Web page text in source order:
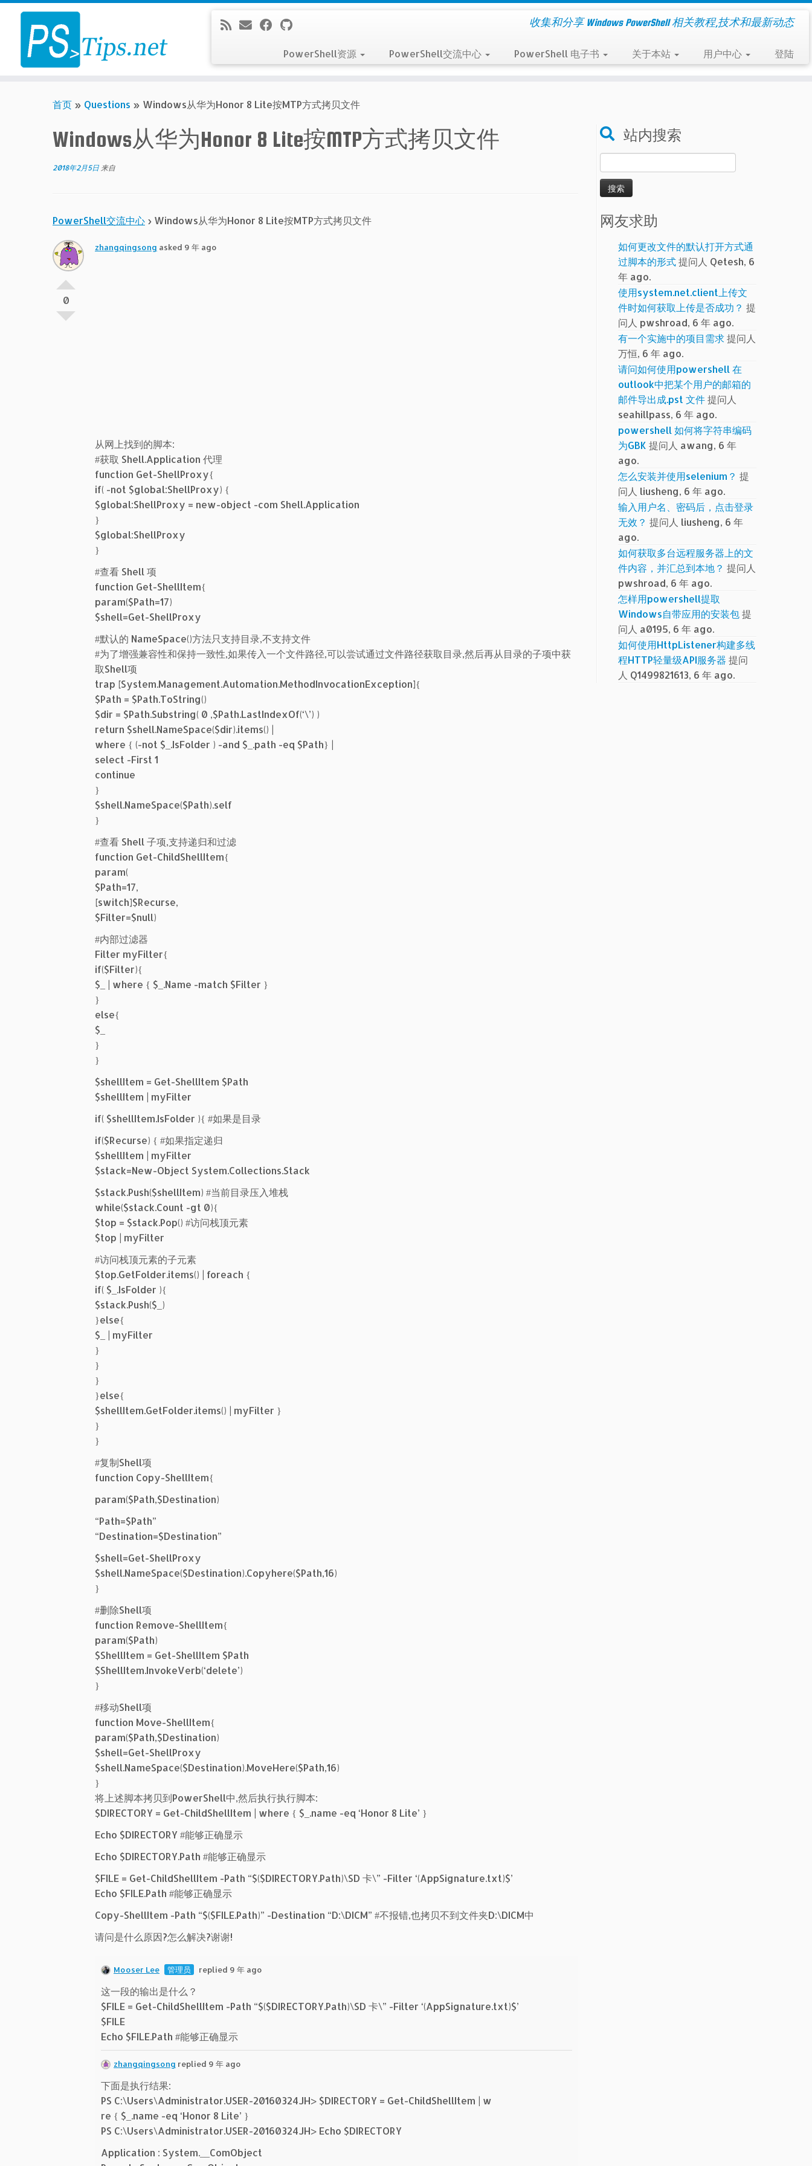
Skip
content
收集和分享 Windows PowerShell 相关教程,技术和最新动态
PowerShell资源 PowerShell交流中心 PowerShell 电子书 关于本站 用户中心 登陆
首页 » Questions » Windows从华为Honor 8 Lite按MTP方式拷贝文件
Windows从华为Honor 8 Lite按MTP方式拷贝文件
2018年2月5日 来自
PowerShell交流中心 › Windows从华为Honor 8 Lite按MTP方式拷贝文件
0
zhangqingsong asked 9 年 ago
从网上找到的脚本:
#获取 Shell.Application 代理
function Get-ShellProxy{
if( -not $global:ShellProxy) {
$global:ShellProxy = new-object -com Shell.Application
}
$global:ShellProxy
}
#查看 Shell 项
function Get-ShellItem{
param($Path=17)
$shell=Get-ShellProxy
#默认的 NameSpace()方法只支持目录,不支持文件
#为了增强兼容性和保持一致性,如果传入一个文件路径,可以尝试通过文件路径获取目录,然后再从目录的子项中获
取Shell项
trap [System.Management.Automation.MethodInvocationException]{
$Path = $Path.ToString()
$dir = $Path.Substring( 0 ,$Path.LastIndexOf(‘\’) )
return $shell.NameSpace($dir).items() |
where { (-not $_.IsFolder ) -and $_.path -eq $Path} |
select -First 1
continue
}
$shell.NameSpace($Path).self
}
#查看 Shell 子项,支持递归和过滤
function Get-ChildShellItem{
param(
$Path=17,
[switch]$Recurse,
$Filter=$null)
#内部过滤器
Filter myFilter{
if($Filter){
$_ | where { $_.Name -match $Filter }
}
else{
$_
}
}
$shellItem = Get-ShellItem $Path
$shellItem | myFilter
if( $shellItem.IsFolder ){ #如果是目录
if($Recurse) { #如果指定递归
$shellItem | myFilter
$stack=New-Object System.Collections.Stack
$stack.Push($shellItem) #当前目录压入堆栈
while($stack.Count -gt 0){
$top = $stack.Pop() #访问栈顶元素
$top | myFilter
#访问栈顶元素的子元素
$top.GetFolder.items() | foreach {
if( $_.IsFolder ){
$stack.Push($_)
}else{
$_ | myFilter
}
}
}
}else{
$shellItem.GetFolder.items() | myFilter }
}
}
#复制Shell项
function Copy-ShellItem{
param($Path,$Destination)
“Path=$Path”
“Destination=$Destination”
$shell=Get-ShellProxy
$shell.NameSpace($Destination).Copyhere($Path,16)
}
#删除Shell项
function Remove-ShellItem{
param($Path)
$ShellItem = Get-ShellItem $Path
$ShellItem.InvokeVerb(‘delete’)
}
#移动Shell项
function Move-ShellItem{
param($Path,$Destination)
$shell=Get-ShellProxy
$shell.NameSpace($Destination).MoveHere($Path,16)
}
将上述脚本拷贝到PowerShell中,然后执行执行脚本:
$DIRECTORY = Get-ChildShellItem | where { $_.name -eq ‘Honor 8 Lite’ }
Echo $DIRECTORY #能够正确显示
Echo $DIRECTORY.Path #能够正确显示
$FILE = Get-ChildShellItem -Path “$($DIRECTORY.Path)\SD 卡\” -Filter ‘(AppSignature.txt)$’
Echo $FILE.Path #能够正确显示
Copy-ShellItem -Path “$($FILE.Path)” -Destination “D:\DICM” #不报错,也拷贝不到文件夹D:\DICM中
请问是什么原因?怎么解决?谢谢!
Mooser Lee 管理员 replied 9 年 ago
这一段的输出是什么？
$FILE = Get-ChildShellItem -Path “$($DIRECTORY.Path)\SD 卡\” -Filter ‘(AppSignature.txt)$’
$FILE
Echo $FILE.Path #能够正确显示
zhangqingsong replied 9 年 ago
下面是执行结果:
PS C:\Users\Administrator.USER-20160324JH> $DIRECTORY = Get-ChildShellItem | w
re { $_.name -eq ‘Honor 8 Lite’ }
PS C:\Users\Administrator.USER-20160324JH> Echo $DIRECTORY
Application : System.__ComObject
站内搜索
索：
网友求助
如何更改文件的默认打开方式通
过脚本的形式提问人 Qetesh, 6
年 ago.
使用system.net.client上传文
件时如何获取上传是否成功？ 提
问人 pwshroad, 6 年 ago.
有一个实施中的项目需求提问人
万恒, 6 年 ago.
请问如何使用powershell 在
outlook中把某个用户的邮箱的
邮件导出成.pst 文件提问人
seahillpass, 6 年 ago.
powershell 如何将字符串编码
为GBK 提问人 awang, 6 年
ago.
怎么安装并使用selenium？ 提
问人 liusheng, 6 年 ago.
输入用户名、密码后，点击登录
无效？ 提问人 liusheng, 6 年
ago.
如何获取多台远程服务器上的文
件内容，并汇总到本地？ 提问人
pwshroad, 6 年 ago.
怎样用powershell提取
Windows自带应用的安装包提
问人 a0195, 6 年 ago.
如何使用HttpListener构建多线
程HTTP轻量级API服务器 提问
人 Q1499821613, 6 年 ago.